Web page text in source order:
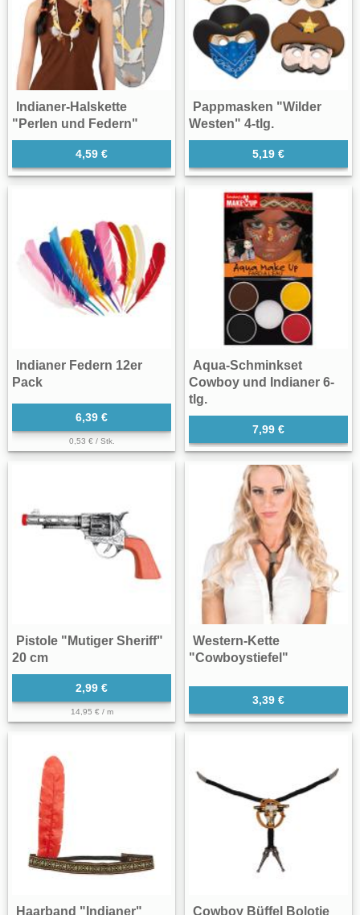
Indianer-Halskette
"Perlen und Federn"
4,59 €
Pappmasken "Wilder
Westen" 4-tlg.
5,19 €
Indianer Federn 12er
Pack
6,39 €
0,53 € / Stk.
Aqua-Schminkset
Cowboy und Indianer 6-
tlg.
7,99 €
Pistole "Mutiger Sheriff"
20 cm
2,99 €
14,95 € / m
Western-Kette
"Cowboystiefel"
3,39 €
Haarband "Indianer" Cowboy Büffel Bolotie